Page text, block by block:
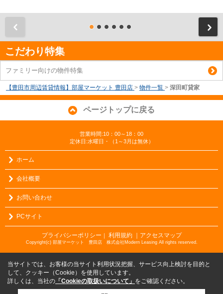
こだわり特集
ファミリー向けの物件特集
【豊田市周辺賃貸情報】部屋マーケット 豊田店 > 物件一覧 > 深田町貸家
ページトップに戻る
営業時間:10：00～18：00
定休日:水曜日・（1～3月は無休）
ホーム
会社概要
お問い合わせ
PCサイト
プライバシーポリシー 利用規約 ｜アクセスマップ
Copyright(c) 部屋マーケット 豊田店 株式会社Modern Leasing All rights reserved.
当サイトでは、お客様の当サイト利用状況把握、サービス向上検討を目的と
して、クッキー（Cookie）を使用しています。
詳しくは、当社の 「Cookieの取扱いについて」 をご確認ください。